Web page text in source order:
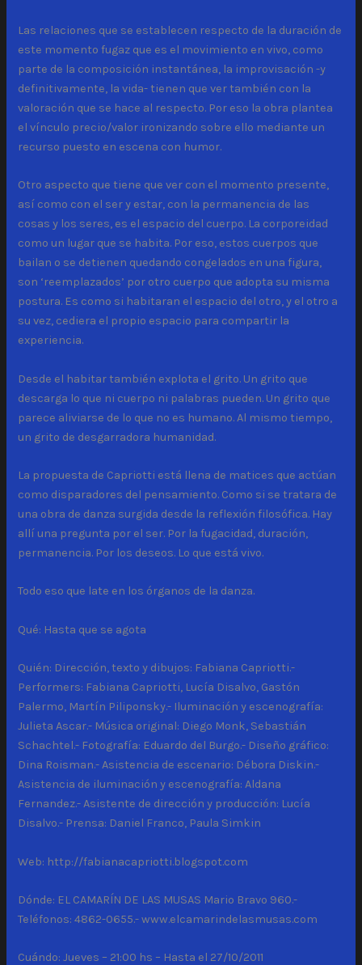
Las relaciones que se establecen respecto de la duración de
este momento fugaz que es el movimiento en vivo, como
parte de la composición instantánea, la improvisación -y
definitivamente, la vida- tienen que ver también con la
valoración que se hace al respecto. Por eso la obra plantea
el vínculo precio/valor ironizando sobre ello mediante un
recurso puesto en escena con humor.
Otro aspecto que tiene que ver con el momento presente,
así como con el ser y estar, con la permanencia de las
cosas y los seres, es el espacio del cuerpo. La corporeidad
como un lugar que se habita. Por eso, estos cuerpos que
bailan o se detienen quedando congelados en una figura,
son ‘reemplazados’ por otro cuerpo que adopta su misma
postura. Es como si habitaran el espacio del otro, y el otro a
su vez, cediera el propio espacio para compartir la
experiencia.
Desde el habitar también explota el grito. Un grito que
descarga lo que ni cuerpo ni palabras pueden. Un grito que
parece aliviarse de lo que no es humano. Al mismo tiempo,
un grito de desgarradora humanidad.
La propuesta de Capriotti está llena de matices que actúan
como disparadores del pensamiento. Como si se tratara de
una obra de danza surgida desde la reflexión filosófica. Hay
allí una pregunta por el ser. Por la fugacidad, duración,
permanencia. Por los deseos. Lo que está vivo.
Todo eso que late en los órganos de la danza.
Qué: Hasta que se agota
Quién: Dirección, texto y dibujos: Fabiana Capriotti.-
Performers: Fabiana Capriotti, Lucía Disalvo, Gastón
Palermo, Martín Piliponsky.- Iluminación y escenografía:
Julieta Ascar.- Música original: Diego Monk, Sebastián
Schachtel.- Fotografía: Eduardo del Burgo.- Diseño gráfico:
Dina Roisman.- Asistencia de escenario: Débora Diskin.-
Asistencia de iluminación y escenografía: Aldana
Fernandez.- Asistente de dirección y producción: Lucía
Disalvo.- Prensa: Daniel Franco, Paula Simkin
Web: http://fabianacapriotti.blogspot.com
Dónde: EL CAMARÍN DE LAS MUSAS Mario Bravo 960.-
Teléfonos: 4862-0655.- www.elcamarindelasmusas.com
Cuándo: Jueves – 21:00 hs – Hasta el 27/10/2011